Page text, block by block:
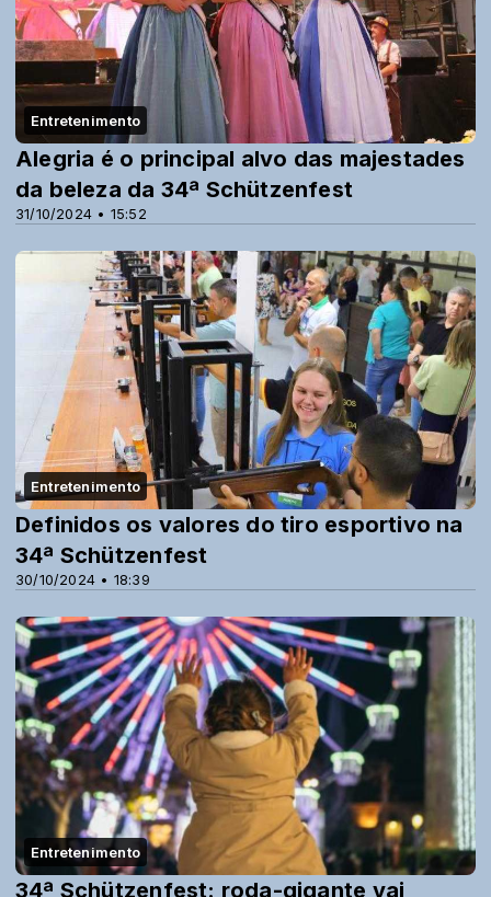
Entretenimento
31/10/2024 • 15:52
Alegria é o principal alvo das majestades
da beleza da 34ª Schützenfest
Entretenimento
30/10/2024 • 18:39
Definidos os valores do tiro esportivo na
34ª Schützenfest
Entretenimento
34ª Schützenfest: roda-gigante vai